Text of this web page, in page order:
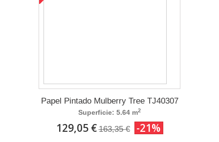
Papel Pintado Mulberry Tree TJ40307
Superficie: 5.64 m2
129,05 € 163,35 € -21%